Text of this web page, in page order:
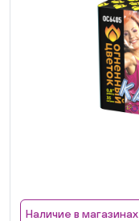
Наличие в магазинах